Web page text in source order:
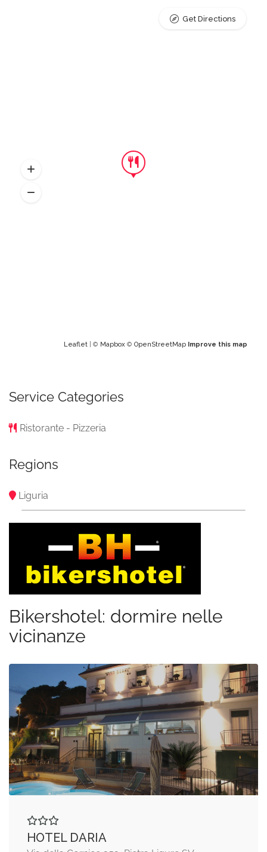
Leaflet | © Mapbox © OpenStreetMap Improve this map
Get Directions
Service Categories
Ristorante - Pizzeria
Regions
Liguria
Bikershotel: dormire nelle
vicinanze
HOTEL DARIA